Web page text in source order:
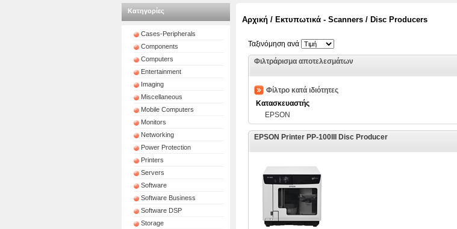
Κατηγορίες
Cases-Peripherals
Components
Computers
Entertainment
Imaging
Miscellaneous
Mobile Computers
Monitors
Networking
Power Protection
Printers
Servers
Software
Software Business
Software DSP
Storage
Αρχική / Εκτυπωτικά - Scanners / Disc Producers
Ταξινόμηση ανά
Φιλτράρισμα αποτελεσμάτων
Φίλτρο κατά ιδιότητες
Κατασκευαστής
EPSON
EPSON Printer PP-100III Disc Producer